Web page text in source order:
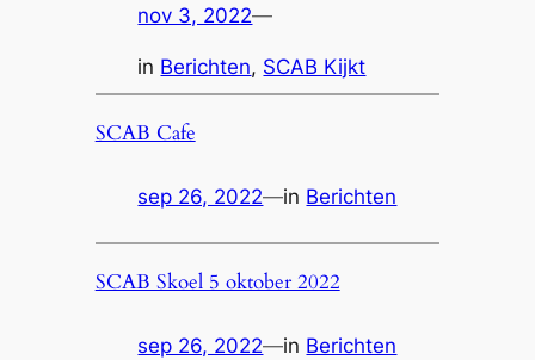
nov 3, 2022—
in Berichten, SCAB Kijkt
SCAB Cafe
sep 26, 2022—in Berichten
SCAB Skoel 5 oktober 2022
sep 26, 2022—in Berichten